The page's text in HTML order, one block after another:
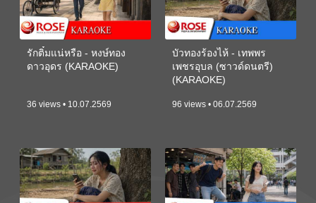
รักติ๋มแน่หรือ - หงษ์ทอง
ดาวอุดร (KARAOKE)
36 views • 10.07.2569
บัวทองร้องไห้ - เทพพร
เพชรอุบล (ซาวด์ดนตรี)
(KARAOKE)
96 views • 06.07.2569